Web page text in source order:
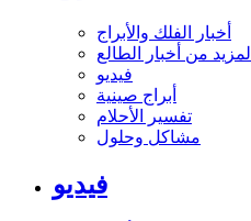
أخبار الفلك والأبراج
المزيد من أخبار الطالع
فيديو
أبراج صينية
تفسير الأحلام
مشاكل وحلول
فيديو